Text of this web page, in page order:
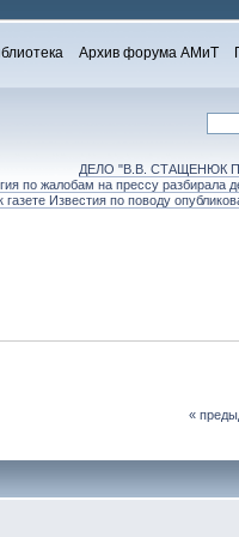
Архив форума АМиТ
ДЕЛО "В.В. СТАЩЕНЮК
по жалобам на прессу разбирала
Известия по поводу
«